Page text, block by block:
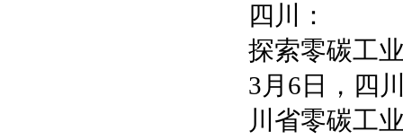
四川：
探索零碳工
3月6日，四
川省零碳工